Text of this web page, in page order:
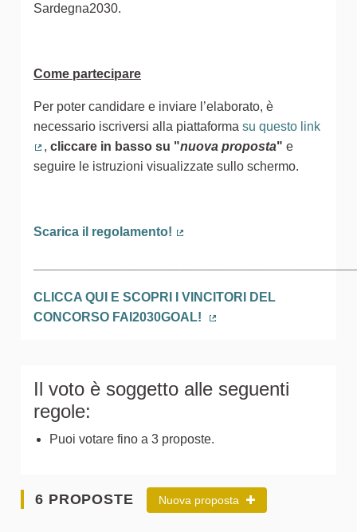
Sardegna2030.
Come partecipare
Per poter candidare e inviare l’elaborato, è
necessario iscriversi alla piattaforma su questo link
(Collegamento esterno)
, cliccare in basso su "nuova proposta" e
seguire le istruzioni visualizzate sullo schermo.
Scarica il regolamento!
CLICCA QUI E SCOPRI I VINCITORI DEL
CONCORSO FAI2030GOAL!
Il voto è soggetto alle seguenti
regole:
Puoi votare fino a 3 proposte.
6 PROPOSTE Nuova proposta